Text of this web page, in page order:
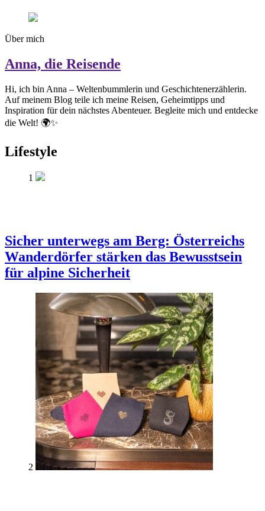
Über mich
Anna, die Reisende
Hi, ich bin Anna – Weltenbummlerin und Geschichtenerzählerin.
Auf meinem Blog teile ich meine Reisen, Geheimtipps und
Inspiration für dein nächstes Abenteuer. Begleite mich und entdecke
die Welt! 🌍✨
Lifestyle
1
Sicher unterwegs am Berg: Österreichs
Wanderdörfer stärken das Bewusstsein
für alpine Sicherheit
2